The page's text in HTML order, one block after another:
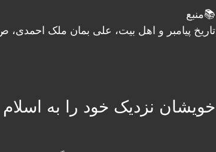
📚منبع
تاریخ پیامبر و اهل بیت، علی بمان ملک احمدی،
خویشان نزدیک خود را به